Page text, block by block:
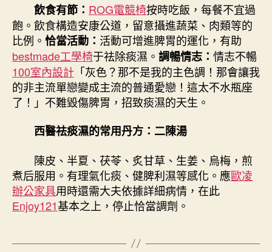
飲食有節： ROG電競椅按時吃飯，每餐不宜過
飽。飲食構造安康公道，留意攝進蔬菜、肉類等的
比例。 恰當活動： 活動可增進脾胃的運化，有助
bestmade工學椅于祛除痰濕。 調暢情志： 情志不暢
100室內設計 「灰色？那不是我的主色調！那會讓我
的非主流單戀變成主流的普通愛戀！這太不水瓶座
了！」不難毀傷脾胃，招致痰濕的天生。
西醫祛痰濕的常用丹方：二陳湯
陳皮、半夏、茯苓、炙甘草、生姜、烏梅，煎
煮后服用。有理氣化痰、健脾利濕等感化。應歐凌
辦公家具用時還需大夫依據詳細病情，在此
Enjoy121基本之上，停止恰當調劑。